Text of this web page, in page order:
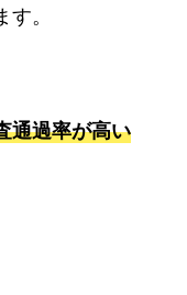
。
通過率が高い